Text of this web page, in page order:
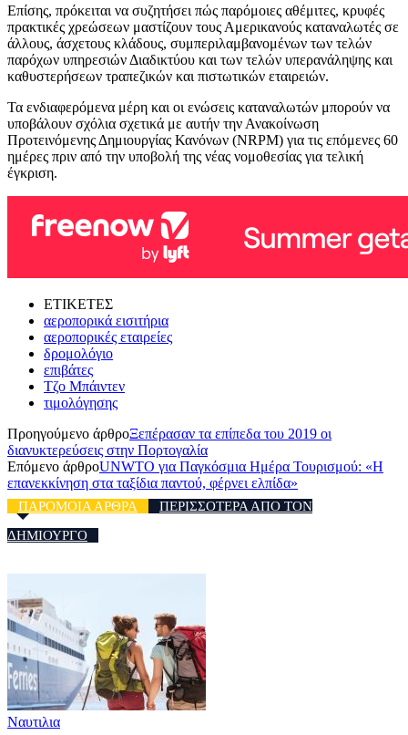
Επίσης, πρόκειται να συζητήσει πώς παρόμοιες αθέμιτες, κρυφές
πρακτικές χρεώσεων μαστίζουν τους Αμερικανούς καταναλωτές σε
άλλους, άσχετους κλάδους, συμπεριλαμβανομένων των τελών
παρόχων υπηρεσιών Διαδικτύου και των τελών υπερανάληψης και
καθυστερήσεων τραπεζικών και πιστωτικών εταιρειών.
Τα ενδιαφερόμενα μέρη και οι ενώσεις καταναλωτών μπορούν να
υποβάλουν σχόλια σχετικά με αυτήν την Ανακοίνωση
Προτεινόμενης Δημιουργίας Κανόνων (NRPM) για τις επόμενες 60
ημέρες πριν από την υποβολή της νέας νομοθεσίας για τελική
έγκριση.
ΕΤΙΚΕΤΕΣ
αεροπορικά εισιτήρια
αεροπορικές εταιρείες
δρομολόγιο
επιβάτες
Τζο Μπάιντεν
τιμολόγησης
Προηγούμενο άρθροΞεπέρασαν τα επίπεδα του 2019 οι
διανυκτερεύσεις στην Πορτογαλία
Επόμενο άρθροUNWTO για Παγκόσμια Ημέρα Τουρισμού: «Η
επανεκκίνηση στα ταξίδια παντού, φέρνει ελπίδα»
ΠΑΡΟΜΟΙΑ ΑΡΘΡΑ
ΠΕΡΙΣΣΟΤΕΡΑ ΑΠΟ ΤΟΝ
ΔΗΜΙΟΥΡΓΟ
Ναυτιλια